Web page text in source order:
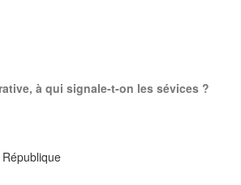
à qui signale-t-on les sévices ?